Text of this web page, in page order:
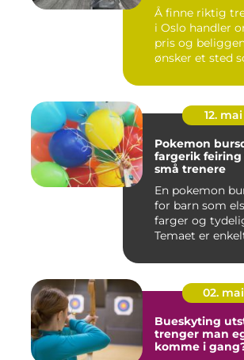
Å finne riktig
i Oslo handler
pris og
ønsker et sted
12. mai
Pokemon
fargerik feiring
små trenere
En pokemon
for barn som
farger og
Temaet er
02. mai
Bueskyting
trenger man
komme i